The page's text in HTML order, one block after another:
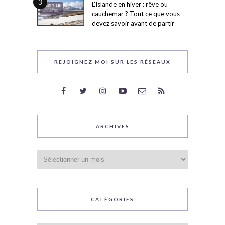
3
L’Islande en hiver : rêve ou
cauchemar ? Tout ce que vous
devez savoir avant de partir
REJOIGNEZ MOI SUR LES RÉSEAUX
ARCHIVES
CATÉGORIES